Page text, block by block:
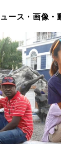
ース・画像・